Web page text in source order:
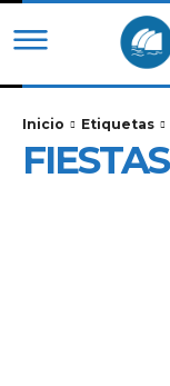
Inicio Etiquetas